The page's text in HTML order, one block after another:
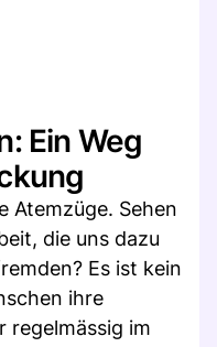
Ein Weg
Atemzüge. Sehen
die uns dazu
Es ist kein
ihre
regelmässig im